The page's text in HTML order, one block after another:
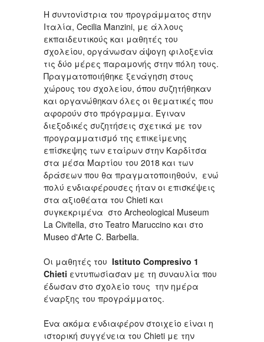
Η συντονίστρια του προγράμματος στην
Ιταλία, Cecilia Manzini, με άλλους
εκπαιδευτικούς και μαθητές του
σχολείου, οργάνωσαν άψογη φιλοξενία
τις δύο μέρες παραμονής στην πόλη τους.
Πραγματοποιήθηκε ξενάγηση στους
χώρους του σχολείου, όπου συζητήθηκαν
και οργανώθηκαν όλες οι θεματικές που
αφορούν στο πρόγραμμα. Έγιναν
διεξοδικές συζητήσεις σχετικά με τον
προγραμματισμό της επικείμενης
επίσκεψης των εταίρων στην Καρδίτσα
στα μέσα Μαρτίου του 2018 και των
δράσεων που θα πραγματοποιηθούν, ενώ
πολύ ενδιαφέρουσες ήταν οι επισκέψεις
στα αξιοθέατα του Chieti και
συγκεκριμένα στο Archeological Museum
La Civitella, στο Teatro Maruccino και στο
Museo d'Arte C. Barbella.
Oι μαθητές του Istituto Compresivo 1
Chieti εντυπωσίασαν με τη συναυλία που
έδωσαν στο σχολείο τους την ημέρα
έναρξης του προγράμματος.
Ένα ακόμα ενδιαφέρον στοιχείο είναι η
ιστορική συγγένεια του Chieti με την